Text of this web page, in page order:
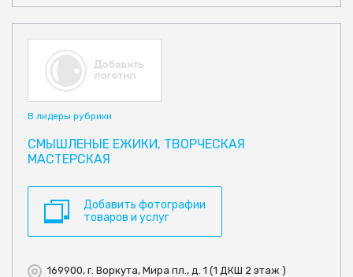
В лидеры рубрики
СМЫШЛЕНЫЕ ЕЖИКИ, ТВОРЧЕСКАЯ
МАСТЕРСКАЯ
Добавить фотографии
товаров и услуг
169900, г. Воркута, Мира пл., д. 1 (1 ДКШ 2 этаж )